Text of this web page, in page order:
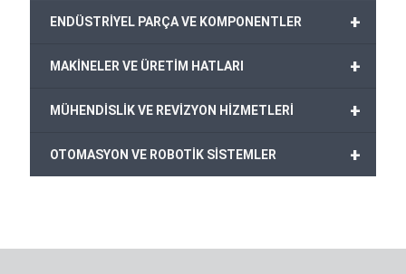
+
ENDÜSTRİYEL PARÇA VE KOMPONENTLER
+
MAKİNELER VE ÜRETİM HATLARI
+
MÜHENDİSLİK VE REVİZYON HİZMETLERİ
+
OTOMASYON VE ROBOTİK SİSTEMLER